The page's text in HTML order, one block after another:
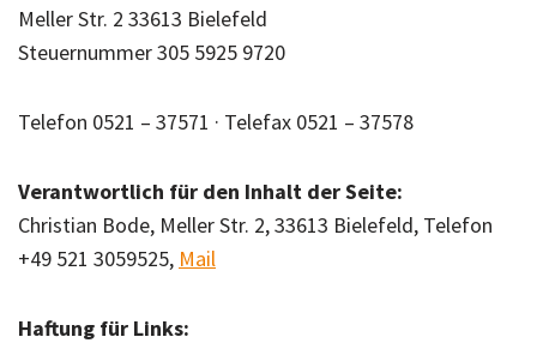
Meller Str. 2 33613 Bielefeld
Steuernummer 305 5925 9720
Telefon 0521 – 37571 · Telefax 0521 – 37578
Verantwortlich für den Inhalt der Seite:
Christian Bode, Meller Str. 2, 33613 Bielefeld, Telefon
+49 521 3059525, Mail
Haftung für Links: